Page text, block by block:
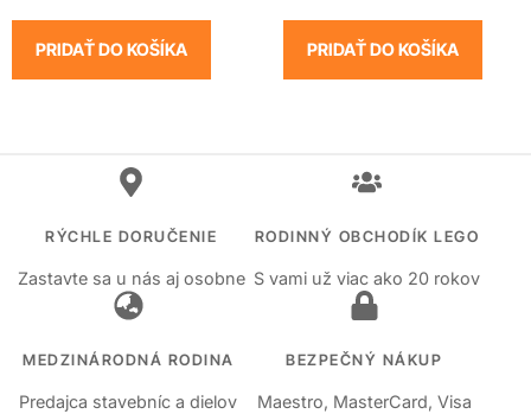
PRIDAŤ DO KOŠÍKA PRIDAŤ DO KOŠÍKA
RÝCHLE DORUČENIE
Zastavte sa u nás aj osobne
RODINNÝ OBCHODÍK LEGO
S vami už viac ako 20 rokov
MEDZINÁRODNÁ RODINA
Predajca stavebníc a dielov
BEZPEČNÝ NÁKUP
Maestro, MasterCard, Visa